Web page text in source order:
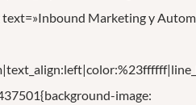
text=»Inbound Marketing y
image: